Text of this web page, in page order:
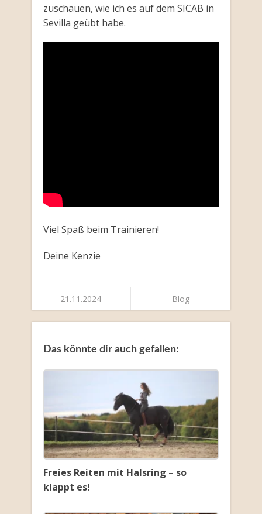
zuschauen, wie ich es auf dem SICAB in
Sevilla geübt habe.
Viel Spaß beim Trainieren!
Deine Kenzie
21.11.2024 Blog
Das könnte dir auch gefallen:
Freies Reiten mit Halsring – so
klappt es!